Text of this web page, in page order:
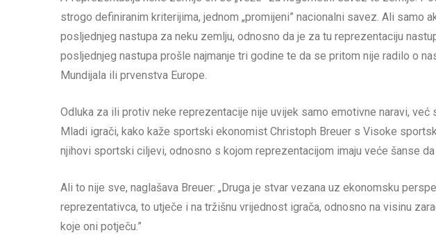
strogo definiranim kriterijima, jednom „promijeni” nacionalni savez. Ali samo
posljednjeg nastupa za neku zemlju, odnosno da je za tu reprezentaciju
posljednjeg nastupa prošle najmanje tri godine te da se pritom nije radilo o
Mundijala ili prvenstva Europe.
Odluka za ili protiv neke reprezentacije nije uvijek samo emotivne naravi,
Mladi igrači, kako kaže sportski ekonomist Christoph Breuer s Visoke
njihovi sportski ciljevi, odnosno s kojom reprezentacijom imaju veće šanse
Ali to nije sve, naglašava Breuer: „Druga je stvar vezana uz ekonomsku
reprezentativca, to utječe i na tržišnu vrijednost igrača, odnosno na visinu
koje oni potječu.”